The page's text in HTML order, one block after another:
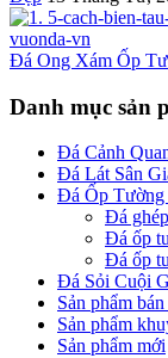
Đá Ong Xám Ốp
Danh mục sản
Đá Cảnh
Đá Lát Sân
Đá Ốp Tường
Đá
Đá ốp
Đá ốp
Đá Sỏi Cuội
Sản phẩm
Sản phẩm
Sản phẩm mới